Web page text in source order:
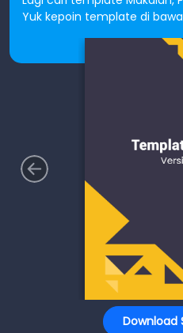
Yuk kepoin template di
Download